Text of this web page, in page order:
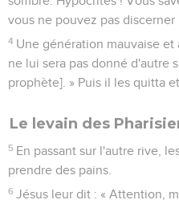
vous ne pouvez pas discerner
4 Une génération mauvaise
ne lui sera pas donné d'autre
prophète]. » Puis il les quitta
Le levain des
5 En passant sur l'autre rive,
prendre des pains.
6 Jésus leur dit : « Attention,